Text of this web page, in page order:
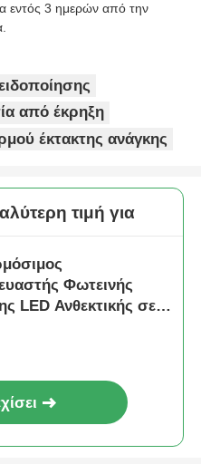
εντός 3 ημερών από την
από έκρηξη
έκτακτης ανάγκης
τιμή για
Φωτεινής
LED Ανθεκτικής σε